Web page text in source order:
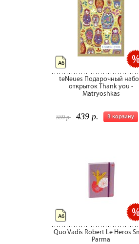
teNeues Подарочный
открыток Thank you -
Matryoshkas
В корзину
559 р. 439 р.
А6
Quo Vadis Robert Le Heros
Parma
А6